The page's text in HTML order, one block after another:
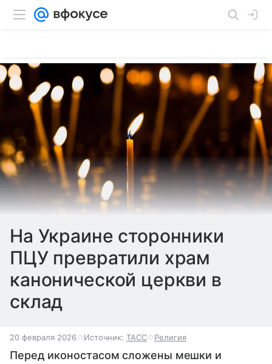
На Украине сторонники
ПЦУ превратили храм
канонической церкви в
склад
20 февраля 2026 Источник: ТАСС Религия
Перед иконостасом сложены мешки и